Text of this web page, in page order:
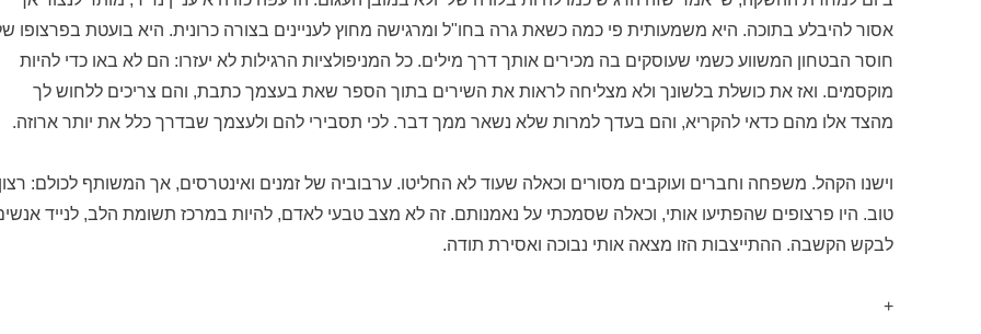
אסור להיבלע בתוכה. היא משמעותית פי כמה כשאת גרה בחו"ל ומרגישה מחוץ לעניינים בצורה כרונית. היא בועטת בפרצופו
חוסר הבטחון המשווע כשמי שעוסקים בה מכירים אותך דרך מילים. כל המניפולציות הרגילות לא יעזרו: הם לא באו כדי להיות
מוקסמים. ואז את כושלת בלשונך ולא מצליחה לראות את השירים בתוך הספר שאת בעצמך כתבת, והם צריכים ללחוש לך
מהצד אלו מהם כדאי להקריא, והם בעדך למרות שלא נשאר ממך דבר. לכי תסבירי להם ולעצמך שבדרך כלל את יותר ארוזה.
וישנו הקהל. משפחה וחברים ועוקבים מסורים וכאלה שעוד לא החליטו. ערבוביה של זמנים ואינטרסים, אך המשותף לכולם:
טוב. היו פרצופים שהפתיעו אותי, וכאלה שסמכתי על נאמנותם. זה לא מצב טבעי לאדם, להיות במרכז תשומת הלב, לנייד
לבקש הקשבה. ההתייצבות הזו מצאה אותי נבוכה ואסירת תודה.
+